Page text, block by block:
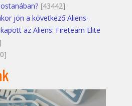
[43442]
jön a következő Aliens-
az Aliens: Fireteam Elite